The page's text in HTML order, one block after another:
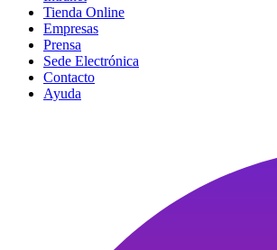
Tienda Online
Empresas
Prensa
Sede Electrónica
Contacto
Ayuda